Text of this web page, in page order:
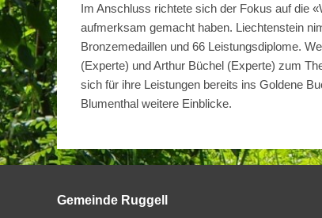
Im Anschluss richtete sich der Fokus auf die
aufmerksam gemacht haben. Liechtenstein
Bronzemedaillen und 66 Leistungsdiplome.
(Experte) und Arthur Büchel (Experte) zum
sich für ihre Leistungen bereits ins Goldene
Blumenthal weitere Einblicke.
Gemeinde Ruggell